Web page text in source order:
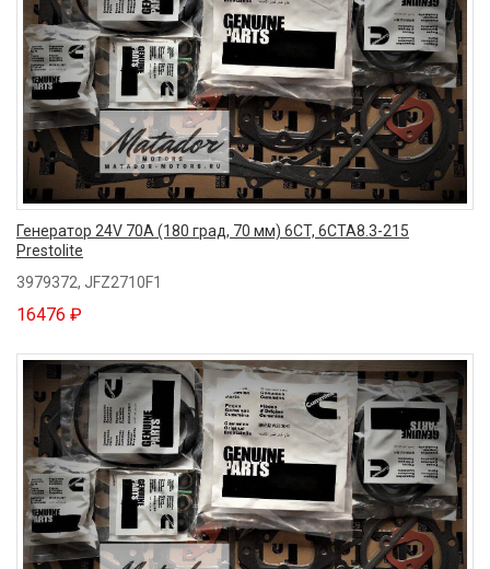
Генератор 24V 70A (180 град, 70 мм) 6CT, 6CTA8.3-215
Prestolite
3979372, JFZ2710F1
16476 ₽